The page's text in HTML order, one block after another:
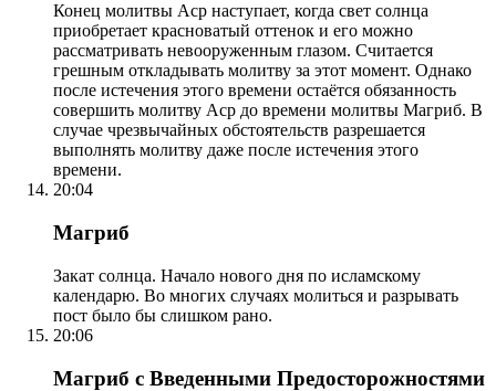
Конец молитвы Аср наступает, когда свет солнца
приобретает красноватый оттенок и его можно
рассматривать невооруженным глазом. Считается
грешным откладывать молитву за этот момент. Однако
после истечения этого времени остаётся обязанность
совершить молитву Аср до времени молитвы Магриб. В
случае чрезвычайных обстоятельств разрешается
выполнять молитву даже после истечения этого
времени.
20:04
Магриб
Закат солнца. Начало нового дня по исламскому
календарю. Во многих случаях молиться и разрывать
пост было бы слишком рано.
20:06
Магриб с Введенными Предосторожностями